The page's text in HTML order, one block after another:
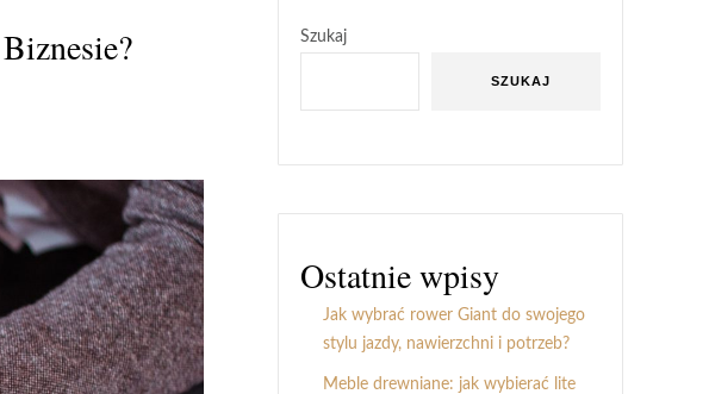
Szukaj
SZUKAJ
Ostatnie wpisy
Jak wybrać rower Giant do swojego
stylu jazdy, nawierzchni i potrzeb?
Meble drewniane: jak wybierać lite